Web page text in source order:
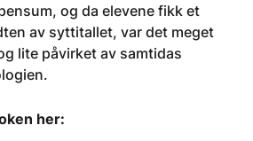
og da elevene fikk et
av syttitallet, var det meget
lite påvirket av samtidas
her: